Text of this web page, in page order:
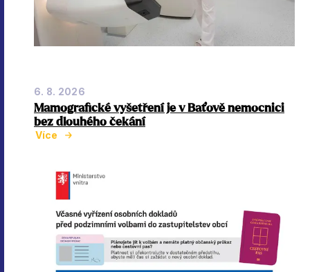
6. 8. 2026
Mamografické vyšetření je v Baťově nemocnici
bez dlouhého čekání
Více